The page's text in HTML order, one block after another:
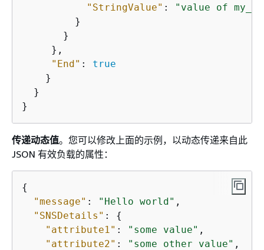
"StringValue" :
"value of
         }
       }
     },
"End" : true
    }
  }
}
传递动态值。您可以修改上面的示例，以动态传递来自此
JSON 有效负载的属性：
{
"message" : "Hello world" ,
"SNSDetails" : {
"attribute1" : "some value" ,
"attribute2" : "some other value" ,